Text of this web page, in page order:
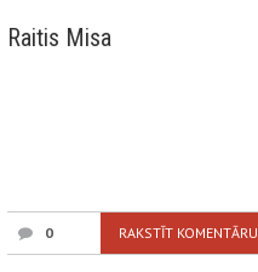
Raitis Misa
0 RAKSTĪT KOMENTĀRU